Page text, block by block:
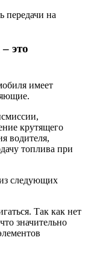
передачи на
это
имеет
крутящего
водителя,
топлива при
следующих
Так как нет
значительно